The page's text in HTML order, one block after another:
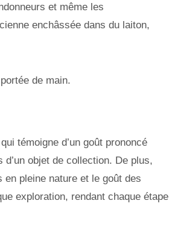
et même les
enchâssée dans du laiton,
de main.
témoigne d’un goût prononcé
objet de collection. De plus,
pleine nature et le goût des
exploration, rendant chaque étape